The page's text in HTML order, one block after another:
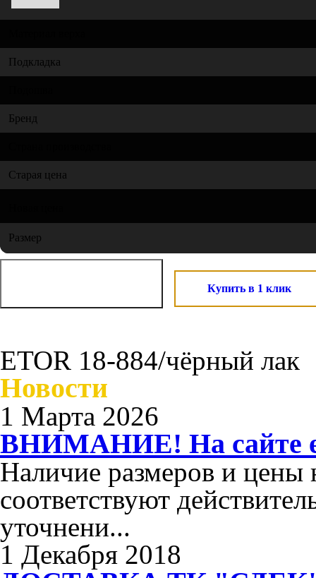
Подкладка
Бренд
Старая цена
Размер
Купить в 1 клик
ETOR 18-884/чёрный лак
Новости
1 Марта 2026
ВНИМАНИЕ! На сайте
Наличие размеров и цены
соответствуют
уточнени...
1 Декабря 2018